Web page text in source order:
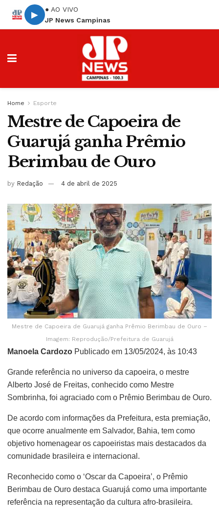
▶
● AO VIVO
JP News Campinas
Home Esporte
Mestre de Capoeira de
Guarujá ganha Prêmio
Berimbau de Ouro
by Redação 4 de abril de 2025
Mestre de Capoeira de Guarujá ganha Prêmio Berimbau de Ouro –
Imagem: Reprodução/Prefeitura de Guarujá
Manoela Cardozo Publicado em 13/05/2024, às 10:43
Grande referência no universo da capoeira, o mestre
Alberto José de Freitas, conhecido como Mestre
Sombrinha, foi agraciado com o Prêmio Berimbau de Ouro.
De acordo com informações da Prefeitura, esta premiação,
que ocorre anualmente em Salvador, Bahia, tem como
objetivo homenagear os capoeiristas mais destacados da
comunidade brasileira e internacional.
Reconhecido como o ‘Oscar da Capoeira’, o Prêmio
Berimbau de Ouro destaca Guarujá como uma importante
referência na representação da cultura afro-brasileira.